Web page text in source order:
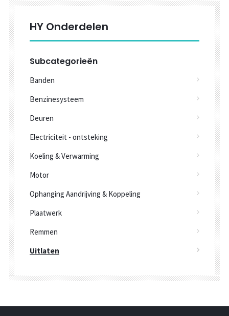
HY Onderdelen
Subcategorieën
Banden
Benzinesysteem
Deuren
Electriciteit - ontsteking
Koeling & Verwarming
Motor
Ophanging Aandrijving & Koppeling
Plaatwerk
Remmen
Uitlaten